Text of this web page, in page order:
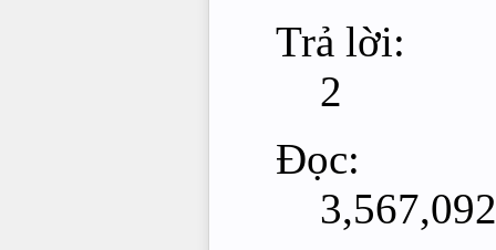
Trả lời:
2
Đọc:
3,567,092